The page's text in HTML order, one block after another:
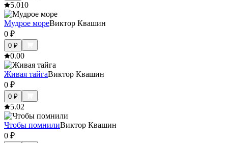
5.010
Мудрое мореВиктор Квашин
0 ₽
0 ₽
0.00
Живая тайгаВиктор Квашин
0 ₽
0 ₽
5.02
Чтобы помнилиВиктор Квашин
0 ₽